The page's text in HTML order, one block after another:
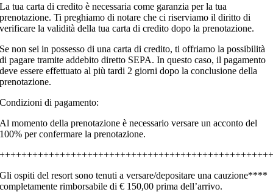
La tua carta di credito è necessaria come garanzia per la tua
prenotazione. Ti preghiamo di notare che ci riserviamo il diritto di
verificare la validità della tua carta di credito dopo la prenotazione.
Se non sei in possesso di una carta di credito, ti offriamo la possibilità
di pagare tramite addebito diretto SEPA. In questo caso, il pagamento
deve essere effettuato al più tardi 2 giorni dopo la conclusione della
prenotazione.
Condizioni di pagamento:
Al momento della prenotazione è necessario versare un acconto del
100% per confermare la prenotazione.
Gli ospiti del resort sono tenuti a versare/depositare una cauzione****
completamente rimborsabile di € 150,00 prima dell’arrivo.